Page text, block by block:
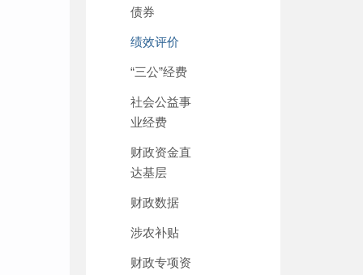
债券
绩效评价
“三公”经费
社会公益事
业经费
财政资金直
达基层
财政数据
涉农补贴
财政专项资